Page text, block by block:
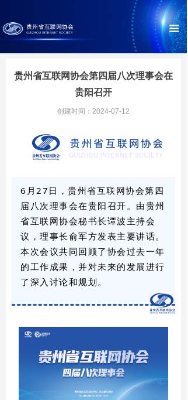
끀
贵州省互联网协会第四届八次理事会在
贵阳召开
创建时间： 2024-07-12
6月27日，贵州省互联网协会第四
届八次理事会在贵阳召开。由贵州
省互联网协会秘书长谭波主持会
议，理事长俞军方发表主要讲话。
本次会议共同回顾了协会过去一年
的工作成果，并对未来的发展进行
了深入讨论和规划。